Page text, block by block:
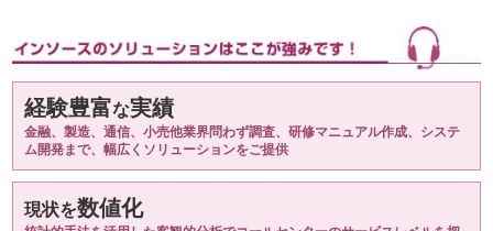
経験豊富な実績
金融、製造、通信、小売他業界問わず調査、研修マニュアル作成、システ
ム開発まで、幅広くソリューションをご提供
現状を数値化